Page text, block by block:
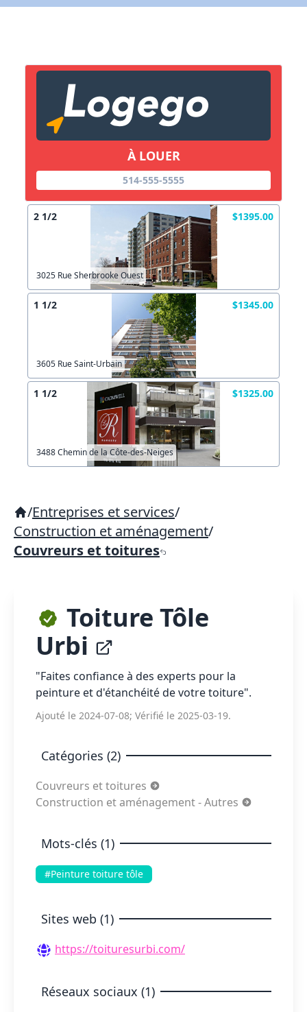
À LOUER
514-555-5555
2 1/2 $1395.00
3025 Rue Sherbrooke Ouest
1 1/2 $1345.00
3605 Rue Saint-Urbain
1 1/2 $1325.00
3488 Chemin de la Côte-des-Neiges
/Entreprises et services/
Construction et aménagement/
Couvreurs et toitures
Toiture Tôle
Urbi
"Faites confiance à des experts pour la
peinture et d'étanchéité de votre toiture".
Ajouté le 2024-07-08; Vérifié le 2025-03-19.
Catégories (2)
Couvreurs et toitures
Construction et aménagement - Autres
Mots-clés (1)
#Peinture toiture tôle
Sites web (1)
https://toituresurbi.com/
Réseaux sociaux (1)
X Fermer
Lien vers inscription (sera inclus dans courriel)
Copier lien
X Fermer